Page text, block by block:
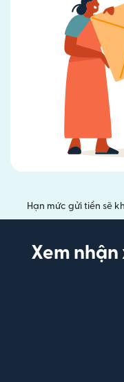
Hạn mức gửi tiền sẽ
Xem